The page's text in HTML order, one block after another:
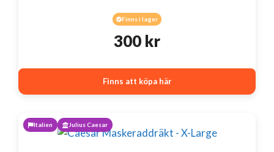
Finns i lager
300 kr
Finns att köpa här
Italien Julius Caesar